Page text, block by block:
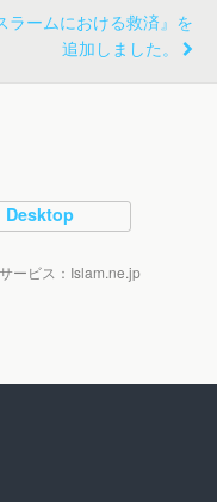
ラームにおける救済』を
追加しました。
Desktop
ービス：Islam.ne.jp